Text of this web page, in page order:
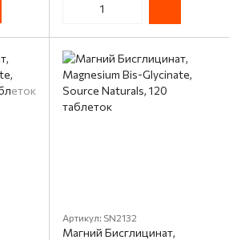
Артикул: SN2132
Магний Бисглицинат,